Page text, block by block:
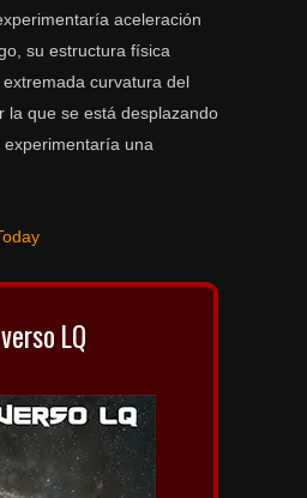
aceleración
su estructura física
curvatura del
la que se está desplazando
una
LQ